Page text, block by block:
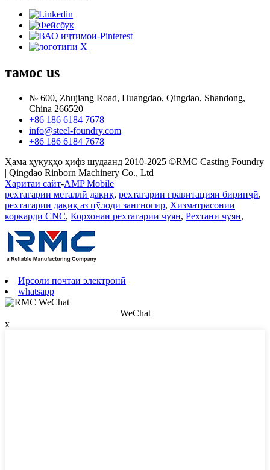
тамос us
№ 600, Zhujiang Road, Huangdao, Qingdao, Shandong,
China 266520
+86 186 6184 7678
info@steel-foundry.com
+86 186 6184 7678
Ҳама ҳуқуқҳо ҳифз шудаанд 2010-2025 ©RMC Casting Foundry
| Qingdao Rinborn Machinery Co., Ltd
Харитаи сайт-AMP Mobile
рехтагарии металлӣ дақиқ, рехтагарии гравитацияи биринҷӣ,
рехтагарии дақиқ аз пӯлоди зангногир, Хизматрасонии
коркарди CNC, Корхонаи рехтагарии чуян, Рехтани чуян,
Ирсоли почтаи электронӣ
whatsapp
WeChat
x